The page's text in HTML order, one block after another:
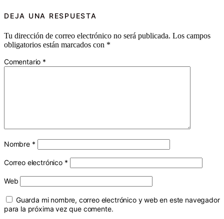
DEJA UNA RESPUESTA
Tu dirección de correo electrónico no será publicada. Los campos
obligatorios están marcados con *
Comentario *
Nombre *
Correo electrónico *
Web
Guarda mi nombre, correo electrónico y web en este navegador
para la próxima vez que comente.